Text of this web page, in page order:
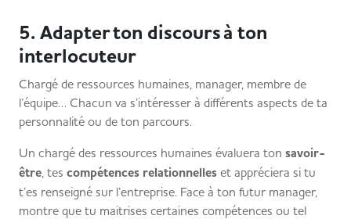
5. Adapter ton discours à ton
interlocuteur
Chargé de ressources humaines, manager, membre de
l’équipe… Chacun va s’intéresser à différents aspects de ta
personnalité ou de ton parcours.
Un chargé des ressources humaines évaluera ton savoir-
être, tes compétences relationnelles et appréciera si tu
t’es renseigné sur l’entreprise. Face à ton futur manager,
montre que tu maitrises certaines compétences ou tel